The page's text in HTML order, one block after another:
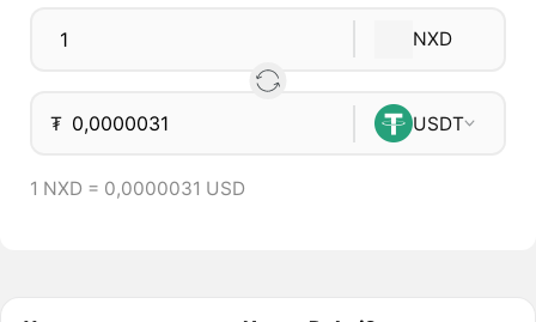
NXD
₮ USDT
1 NXD = 0,0000031 USD